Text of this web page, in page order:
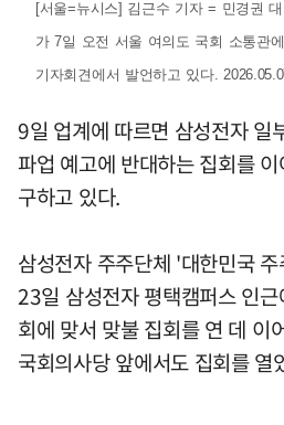
[서울=뉴시스] 김근수 기자 = 민경권
가 7일 오전 서울 여의도 국회 소통관
기자회견에서 발언하고 있다.
9일 업계에 따르면 삼성전자 일
파업 예고에 반대하는 집회를
구하고 있다.
삼성전자 주주단체 '대한민국
23일 삼성전자 평택캠퍼스 인
회에 맞서 맞불 집회를 연 데 이
국회의사당 앞에서도 집회를 열